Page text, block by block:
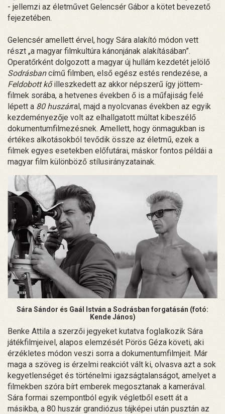
- jellemzi az életművet Gelencsér Gábor a kötet bevezető
fejezetében.
Gelencsér amellett érvel, hogy Sára alakító módon vett
részt „a magyar filmkultúra kánonjának alakításában”.
Operatőrként dolgozott a magyar új hullám kezdetét jelölő
Sodrásbancímű filmben, első egész estés rendezése, a
Feldobott kőilleszkedett az akkor népszerű így jöttem-
filmek sorába, a hetvenes években ő is a műfajiság felé
lépett a 80 huszárral, majd a nyolcvanas években az egyik
kezdeményezője volt az elhallgatott múltat kibeszélő
dokumentumfilmezésnek. Amellett, hogy önmagukban is
értékes alkotásokból tevődik össze az életmű, ezek a
filmek egyes esetekben előfutárai, máskor fontos példái a
magyar film különböző stílusirányzatainak.
Sára Sándor és Gaál István a Sodrásban forgatásán (fotó:
Kende János)
Benke Attila a szerzői jegyeket kutatva foglalkozik Sára
játékfilmjeivel, alapos elemzését Pörös Géza követi, aki
érzékletes módon veszi sorra a dokumentumfilmjeit. Már
maga a szöveg is érzelmi reakciót vált ki, olvasva azt a sok
kegyetlenséget és történelmi igazságtalanságot, amelyet a
filmekben szóra bírt emberek megosztanak a kamerával.
Sára formai szempontból egyik végletből esett át a
másikba, a 80 huszár grandiózus tájképei után pusztán az